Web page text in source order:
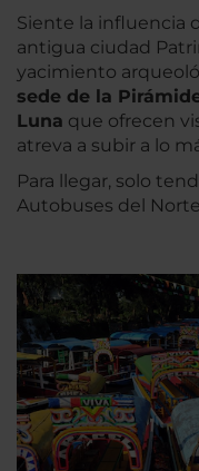
Siente la influencia
antigua ciudad
yacimiento
sede de la
Luna que ofrecen
atreva a subir a lo
Para llegar, solo
Autobuses del